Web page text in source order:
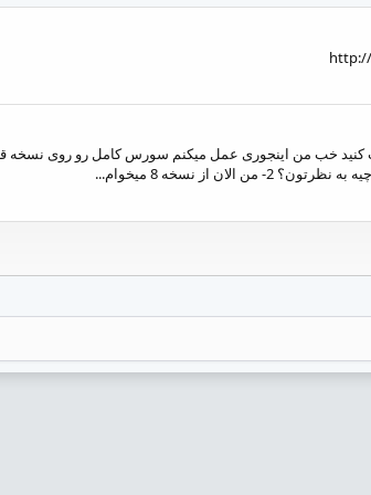
از نسخه 8 میخوام...